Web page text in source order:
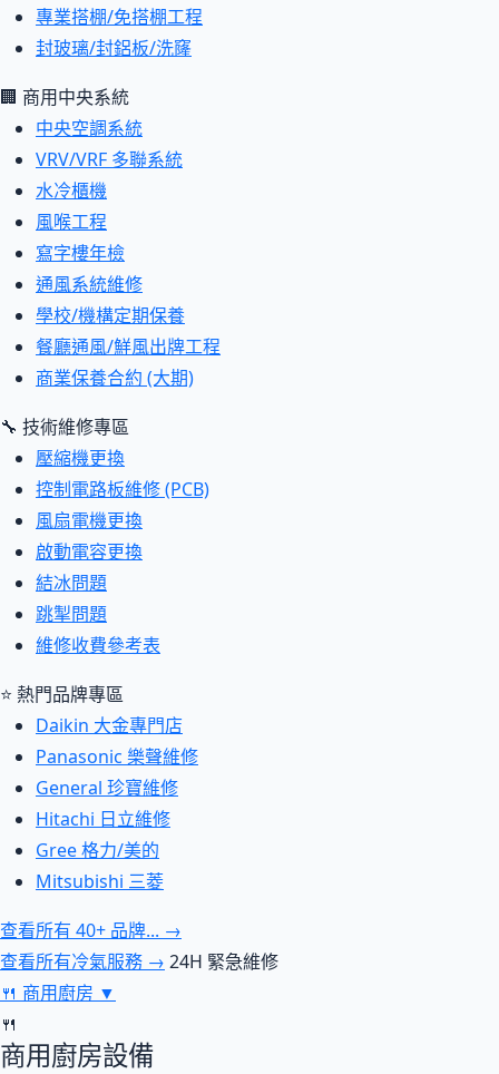
專業搭棚/免搭棚工程
封玻璃/封鋁板/洗窿
🏢 商用中央系統
中央空調系統
VRV/VRF 多聯系統
水冷櫃機
風喉工程
寫字樓年檢
通風系統維修
學校/機構定期保養
餐廳通風/鮮風出牌工程
商業保養合約 (大期)
🔧 技術維修專區
壓縮機更換
控制電路板維修 (PCB)
風扇電機更換
啟動電容更換
結冰問題
跳掣問題
維修收費參考表
⭐ 熱門品牌專區
Daikin 大金專門店
Panasonic 樂聲維修
General 珍寶維修
Hitachi 日立維修
Gree 格力/美的
Mitsubishi 三菱
查看所有 40+ 品牌... →
查看所有冷氣服務 → 24H 緊急維修
🍴 商用廚房 ▼
🍴
商用廚房設備